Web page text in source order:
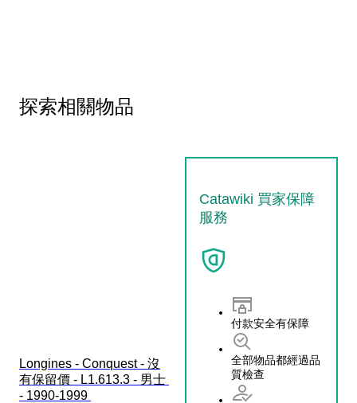
探索相關物品
Catawiki 買家保障
服務
付款安全有保障
全部物品都經過品
質檢查
Longines - Conquest - 沒
有保留價 - L1.613.3 - 男士
- 1990-1999